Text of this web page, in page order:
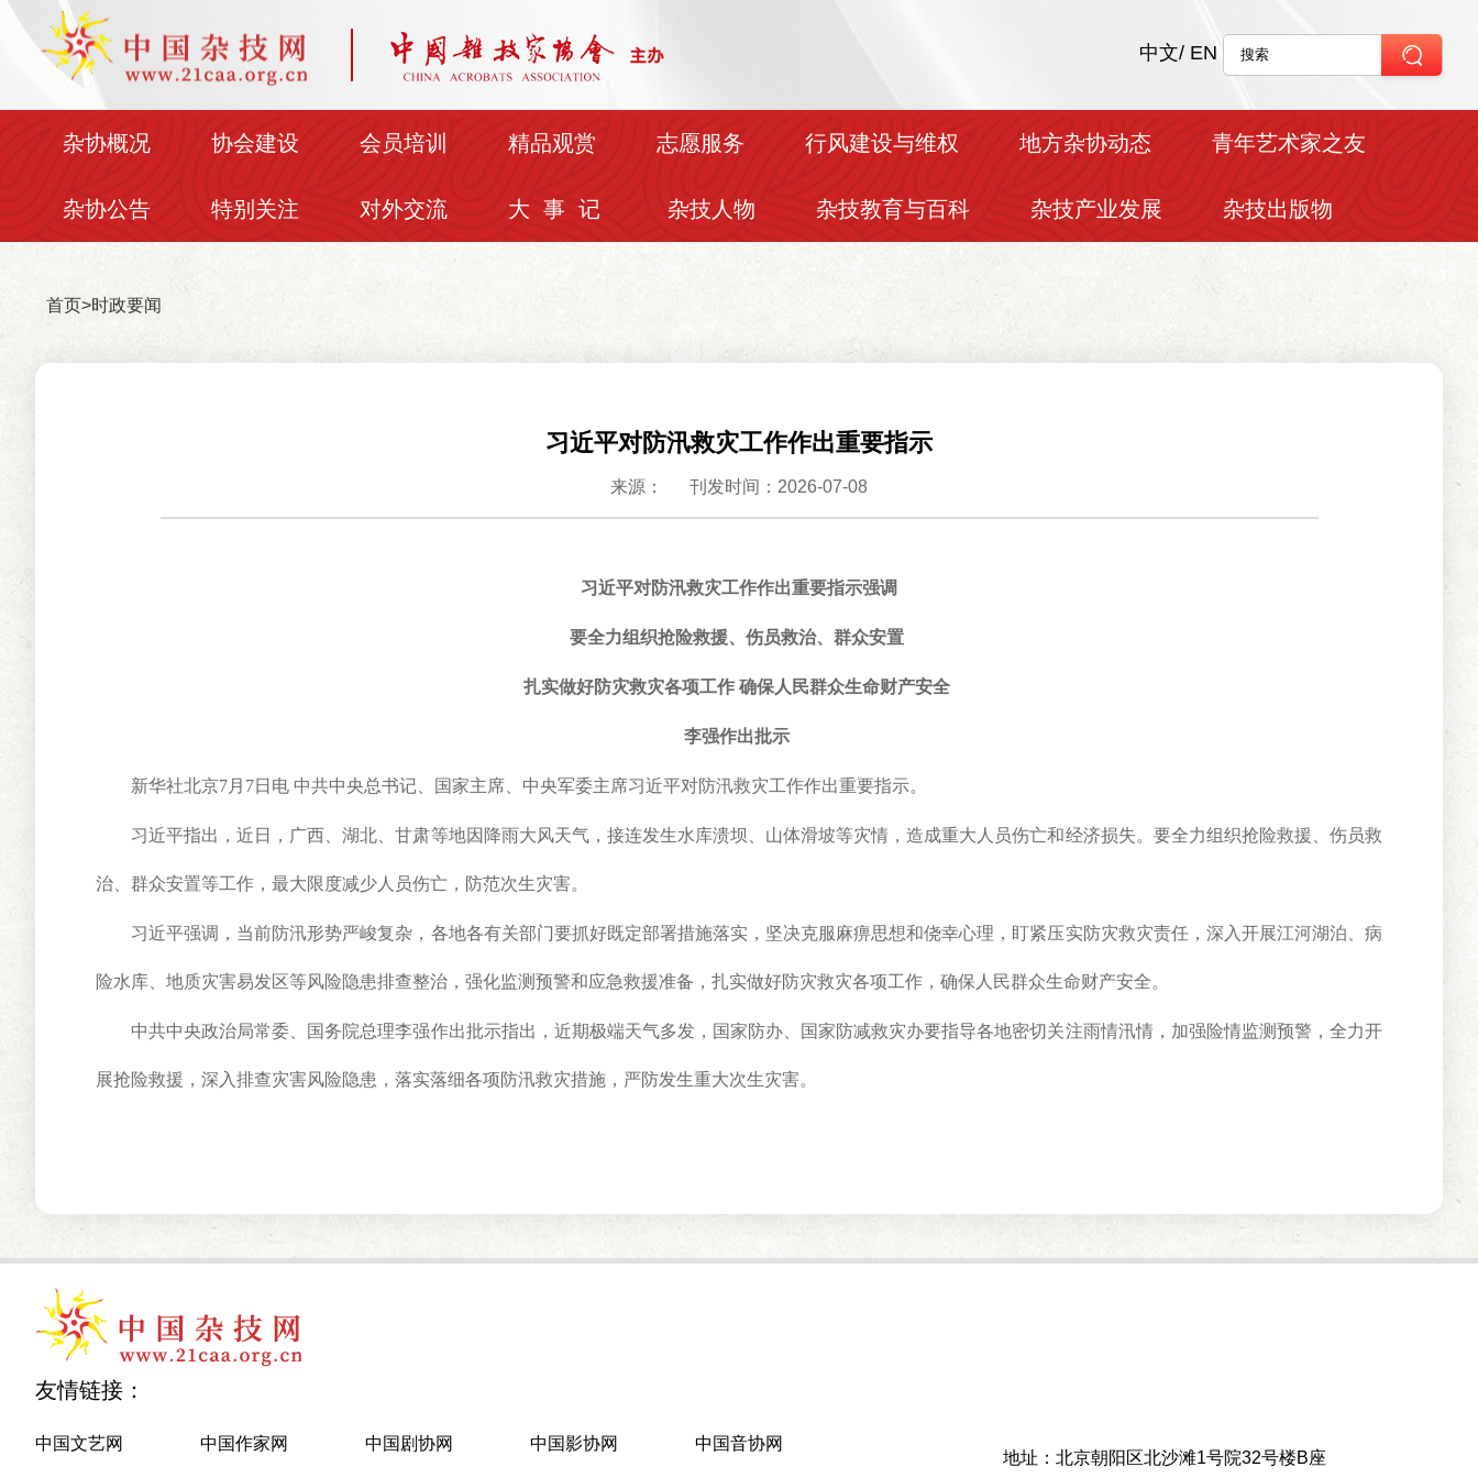
中文/ EN
杂协概况 协会建设 会员培训 精品观赏 志愿服务 行风建设与维权 地方杂协动态 青年艺术家之友
杂协公告 特别关注 对外交流 大 事 记 杂技人物 杂技教育与百科 杂技产业发展 杂技出版物
首页>时政要闻
习近平对防汛救灾工作作出重要指示
来源： 刊发时间：2026-07-08
习近平对防汛救灾工作作出重要指示强调
要全力组织抢险救援、伤员救治、群众安置
扎实做好防灾救灾各项工作 确保人民群众生命财产安全
李强作出批示
新华社北京7月7日电 中共中央总书记、国家主席、中央军委主席习近平对防汛救灾工作作出重要指示。
习近平指出，近日，广西、湖北、甘肃等地因降雨大风天气，接连发生水库溃坝、山体滑坡等灾情，造成重大人员伤亡和经济损失。要全力组织抢险救援、伤员救
治、群众安置等工作，最大限度减少人员伤亡，防范次生灾害。
习近平强调，当前防汛形势严峻复杂，各地各有关部门要抓好既定部署措施落实，坚决克服麻痹思想和侥幸心理，盯紧压实防灾救灾责任，深入开展江河湖泊、病
险水库、地质灾害易发区等风险隐患排查整治，强化监测预警和应急救援准备，扎实做好防灾救灾各项工作，确保人民群众生命财产安全。
中共中央政治局常委、国务院总理李强作出批示指出，近期极端天气多发，国家防办、国家防减救灾办要指导各地密切关注雨情汛情，加强险情监测预警，全力开
展抢险救援，深入排查灾害风险隐患，落实落细各项防汛救灾措施，严防发生重大次生灾害。
友情链接：
中国文艺网 中国作家网 中国剧协网 中国影协网 中国音协网
地址：北京朝阳区北沙滩1号院32号楼B座